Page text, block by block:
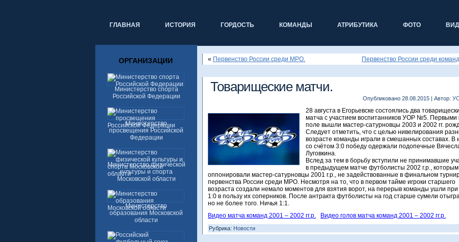
ГЛАВНАЯ ИСТОРИЯ ГОРДОСТЬ КОМАНДЫ АТРИБУТИКА ФОТО
ОРГАНИЗАЦИИ
Министерство спорта
Российской Федерации
Министерство
просвещения Российской
Федерации
Министерство физической
культуры и спорта
Московской области
Министерство
образования Московской
области
« Первенство России среди МРО. Первенство России среди
Товарищеские матчи.
Опубликовано 28.08.2015 | Автор:
28 августа в Егорьевске состоялись два
матча с участием воспитанников УОР №5. Первыми
поле вышли мастер-сатурновцы 2003 и 2002 гг.
Следует отметить, что с целью нивелирования
возрасте команды играли в смешанных составах. В
со счётом 3:0 победу одержали подопечные
Луговкина.
Вслед за тем в борьбу вступили не принимавшие
в предыдущем матче футболисты 2002 г.р., которым
оппонировали мастер-сатурновцы 2001 г.р., не задействованные в финальном
первенства России среди МРО. Несмотря на то, что в первом тайме игроки старшего
возраста создали немало моментов для взятия ворот, на перерыв команды ушли при
1:0 в пользу их соперников. После антракта футболисты на год старше сумели
но не более того. Ничья 1:1.
Видео матча команд 2001 – 2002 гг.р.
Видео голов матча команд 2001 – 2002 гг.р.
Рубрика: Новости